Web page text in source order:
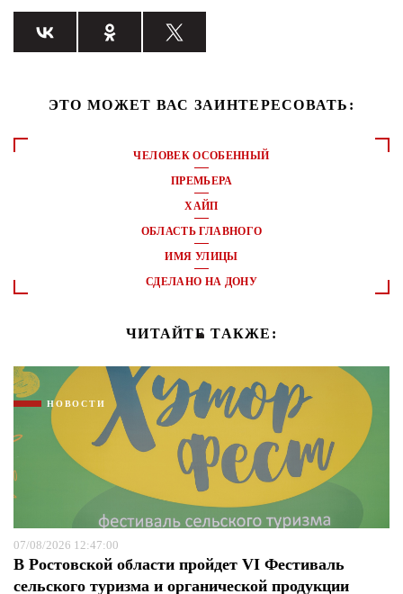
ЭТО МОЖЕТ ВАС ЗАИНТЕРЕСОВАТЬ:
ЧЕЛОВЕК ОСОБЕННЫЙ
ПРЕМЬЕРА
ХАЙП
ОБЛАСТЬ ГЛАВНОГО
ИМЯ УЛИЦЫ
СДЕЛАНО НА ДОНУ
ЧИТАЙТЕ ТАКЖЕ:
НОВОСТИ
07/08/2026 12:47:00
В Ростовской области пройдет VI Фестиваль
сельского туризма и органической продукции